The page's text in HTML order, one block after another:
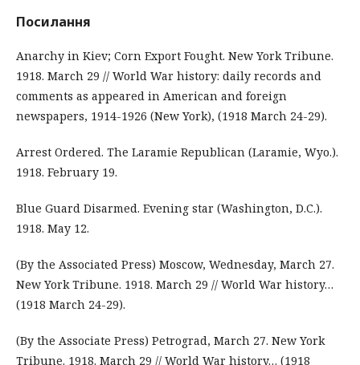
Посилання
Anarchy in Kiev; Corn Export Fought. New York Tribune.
1918. March 29 // World War history: daily records and
comments as appeared in American and foreign
newspapers, 1914-1926 (New York), (1918 March 24-29).
Arrest Ordered. The Laramie Republican (Laramie, Wyo.).
1918. February 19.
Blue Guard Disarmed. Evening star (Washington, D.C.).
1918. May 12.
(By the Associated Press) Moscow, Wednesday, March 27.
New York Tribune. 1918. March 29 // World War history…
(1918 March 24-29).
(By the Associate Press) Petrograd, March 27. New York
Tribune. 1918. March 29 // World War history… (1918